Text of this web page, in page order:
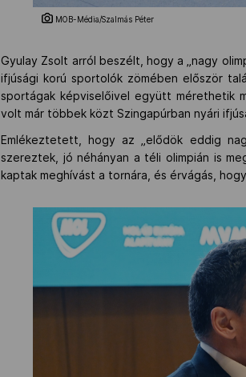
MOB-Média/Szalmás Péter
Gyulay Zsolt arról beszélt, hogy a „nagy
ifjúsági korú sportolók zömében először
sportágak képviselőivel együtt mérethetik
volt már többek közt Szingapúrban nyári
Emlékeztetett, hogy az „elődök eddig
szereztek, jó néhányan a téli olimpián is
kaptak meghívást a tornára, és érvágás,